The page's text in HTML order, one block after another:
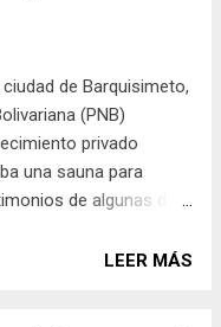
en límite, surge
no puede esperar a la
no cambi...
de Barquisimeto,
(PNB)
privado
una sauna para
de algunas de
actos de extorsión,
LEER MÁS